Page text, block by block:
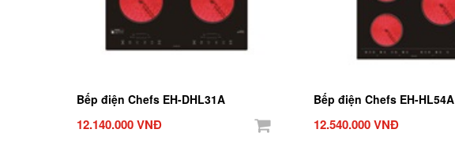
Bếp điện Chefs EH-DHL31A
12.140.000 VNĐ
Bếp điện Chefs EH-HL54A
12.540.000 VNĐ